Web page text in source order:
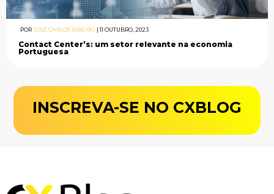
PORJOSÉ CARLOS RIBEIRO |11 OUTUBRO, 2023
Contact Center’s: um setor relevante na economia
Portuguesa
INSCREVA-SE NO CXBLOG